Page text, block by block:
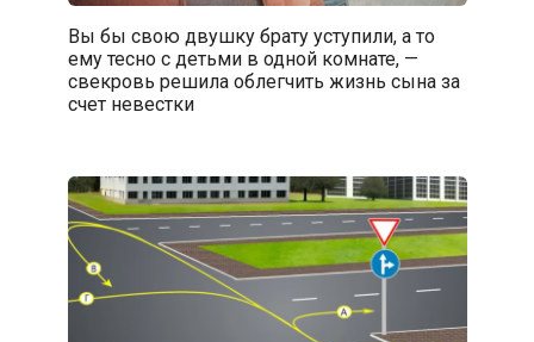
Вы бы свою двушку брату уступили, а то
ему тесно с детьми в одной комнате, —
свекровь решила облегчить жизнь сына за
счет невестки